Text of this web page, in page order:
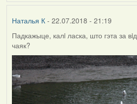
Наталья К- 22.07.2018 - 21:19
Падкажыце, калi ласка, што гэта за вiд
чаяк?